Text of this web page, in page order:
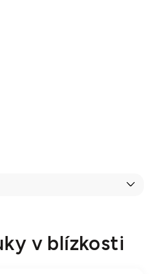
v blízkosti